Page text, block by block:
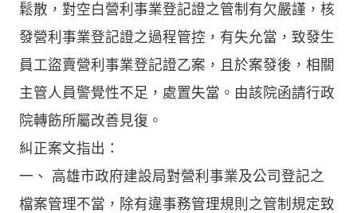
鬆散，對空白營利事業登記證之管制有欠嚴謹，核
發營利事業登記證之過程管控，有失允當，致發生
員工盜賣營利事業登記證乙案，且於案發後，相關
主管人員警覺性不足，處置失當。由該院函請行政
院轉飭所屬改善見復。
糾正案文指出：
一、 高雄市政府建設局對營利事業及公司登記之
檔案管理不當，除有違事務管理規則之管制規定致